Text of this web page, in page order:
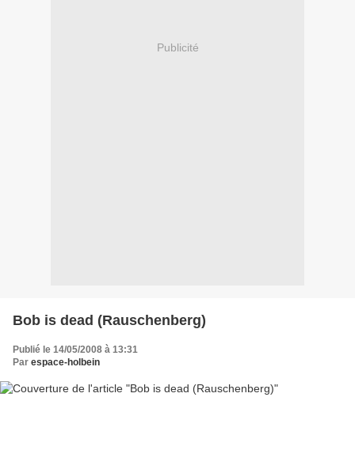
Publicité
Bob is dead (Rauschenberg)
Publié le 14/05/2008 à 13:31
Par espace-holbein